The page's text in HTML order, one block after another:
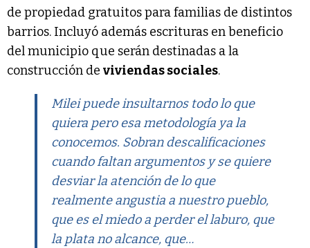
de propiedad gratuitos para familias de distintos
barrios. Incluyó además escrituras en beneficio
del municipio que serán destinadas a la
construcción de viviendas sociales.
Milei puede insultarnos todo lo que
quiera pero esa metodología ya la
conocemos. Sobran descalificaciones
cuando faltan argumentos y se quiere
desviar la atención de lo que
realmente angustia a nuestro pueblo,
que es el miedo a perder el laburo, que
la plata no alcance, que…